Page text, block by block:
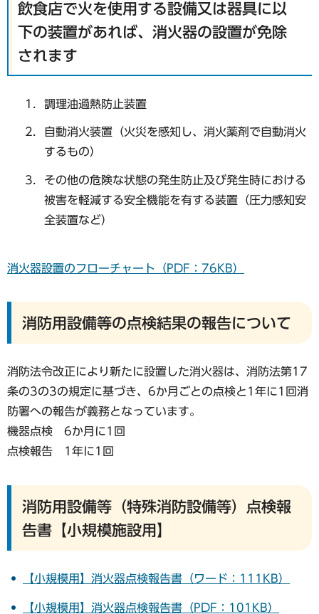
飲食店で火を使用する設備又は器具に以
下の装置があれば、消火器の設置が免除
されます
調理油過熱防止装置
自動消火装置（火災を感知し、消火薬剤で自動消火
するもの）
その他の危険な状態の発生防止及び発生時における
被害を軽減する安全機能を有する装置（圧力感知安
全装置など）
消火器設置のフローチャート（PDF：76KB）
消防用設備等の点検結果の報告について
消防法令改正により新たに設置した消火器は、消防法第17
条の3の3の規定に基づき、6か月ごとの点検と1年に1回消
防署への報告が義務となっています。
機器点検 6か月に1回
点検報告 1年に1回
消防用設備等（特殊消防設備等）点検報
告書【小規模施設用】
【小規模用】消火器点検報告書（ワード：111KB）
【小規模用】消火器点検報告書（PDF：101KB）